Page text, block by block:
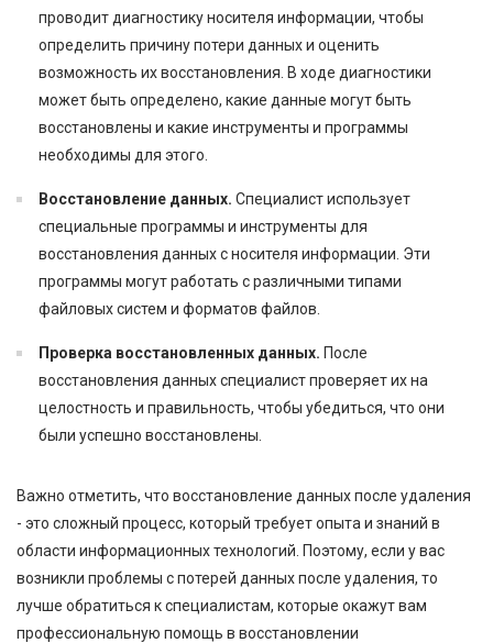
проводит диагностику носителя информации, чтобы
определить причину потери данных и оценить
возможность их восстановления. В ходе диагностики
может быть определено, какие данные могут быть
восстановлены и какие инструменты и программы
необходимы для этого.
Восстановление данных. Специалист использует
специальные программы и инструменты для
восстановления данных с носителя информации. Эти
программы могут работать с различными типами
файловых систем и форматов файлов.
Проверка восстановленных данных. После
восстановления данных специалист проверяет их на
целостность и правильность, чтобы убедиться, что они
были успешно восстановлены.
Важно отметить, что восстановление данных после удаления
- это сложный процесс, который требует опыта и знаний в
области информационных технологий. Поэтому, если у вас
возникли проблемы с потерей данных после удаления, то
лучше обратиться к специалистам, которые окажут вам
профессиональную помощь в восстановлении